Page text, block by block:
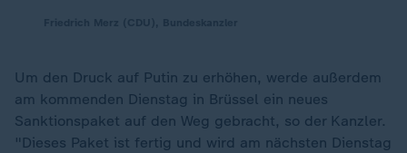
Um den Druck auf Putin zu erhöhen, werde außerdem
am kommenden Dienstag in Brüssel ein neues
Sanktionspaket auf den Weg gebracht, so der Kanzler.
"Dieses Paket ist fertig und wird am nächsten Dienstag